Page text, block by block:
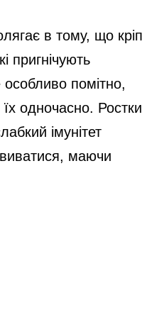
в тому, що кріп
пригнічують
помітно,
одночасно. Ростки
імунітет
маючи